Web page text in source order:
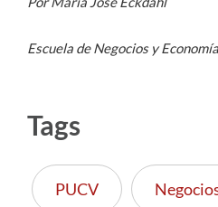
Escuela de Negocios y Economía
Tags
PUCV